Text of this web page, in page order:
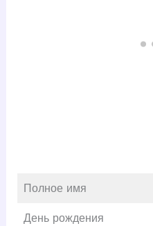
Полное имя
День рождения